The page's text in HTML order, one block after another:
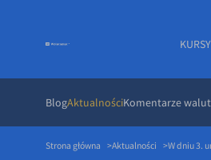
BlogAktualnościKomentarze
Strona główna Aktualności W dniu 3.